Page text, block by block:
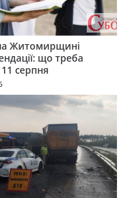
Житомирщині
що треба
серпня